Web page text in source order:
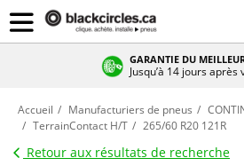
GARANTIE DU
Jusqu’à 14 jours
Accueil Manufacturiers de pneus
TerrainContact H/T
265/60 R20 121R
Retour aux résultats de recherche